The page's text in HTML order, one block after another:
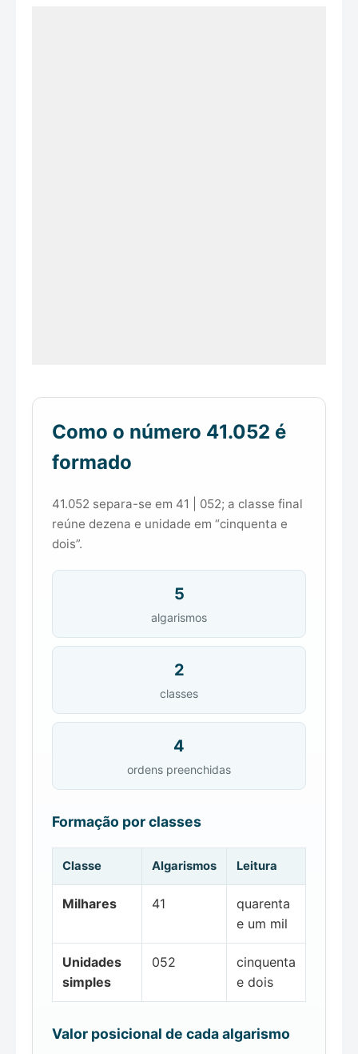
Como o número 41.052 é
formado
41.052 separa-se em 41 | 052; a classe final
reúne dezena e unidade em “cinquenta e
dois”.
5
algarismos
2
classes
4
ordens preenchidas
Formação por classes
Classe Algarismos Leitura
Milhares 41
quarenta
e um mil
Unidades
simples
052
cinquenta
e dois
Valor posicional de cada algarismo